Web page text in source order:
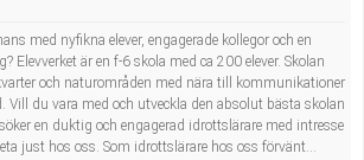
med nyfikna elever, engagerade kollegor och en
Elevverket är en f-6 skola med ca 200 elever. Skolan
och naturområden med nära till kommunikationer
Vill du vara med och utveckla den absolut bästa skolan
en duktig och engagerad idrottslärare med intresse
just hos oss. Som idrottslärare hos oss förvänt...